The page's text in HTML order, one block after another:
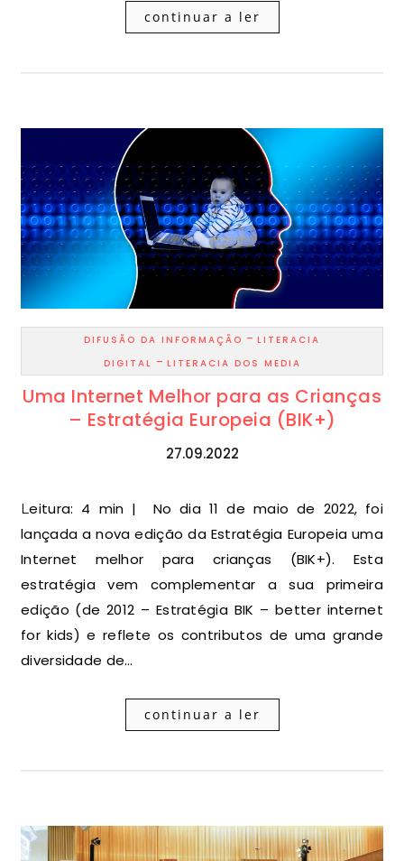
continuar a ler
DIFUSÃO DA INFORMAÇÃO - LITERACIA
DIGITAL - LITERACIA DOS MEDIA
Uma Internet Melhor para as Crianças
– Estratégia Europeia (BIK+)
27.09.2022
Leitura: 4 min | No dia 11 de maio de 2022, foi
lançada a nova edição da Estratégia Europeia uma
Internet melhor para crianças (BIK+). Esta
estratégia vem complementar a sua primeira
edição (de 2012 – Estratégia BIK – better internet
for kids) e reflete os contributos de uma grande
diversidade de…
continuar a ler